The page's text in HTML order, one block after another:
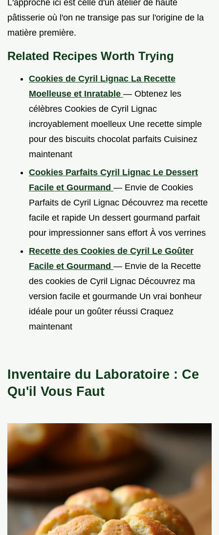
L'approche ici est celle d'un atelier de haute
pâtisserie où l'on ne transige pas sur l'origine de la
matière première.
Related Recipes Worth Trying
Cookies de Cyril Lignac La Recette
Moelleuse et Inratable — Obtenez les
célèbres Cookies de Cyril Lignac
incroyablement moelleux Une recette simple
pour des biscuits chocolat parfaits Cuisinez
maintenant
Cookies Parfaits Cyril Lignac Le Dessert
Facile et Gourmand — Envie de Cookies
Parfaits de Cyril Lignac Découvrez ma recette
facile et rapide Un dessert gourmand parfait
pour impressionner sans effort À vos verrines
Recette des Cookies de Cyril Le Goûter
Facile et Gourmand — Envie de la Recette
des cookies de Cyril Lignac Découvrez ma
version facile et gourmande Un vrai bonheur
idéale pour un goûter réussi Craquez
maintenant
Inventaire du Laboratoire : Ce
Qu'il Vous Faut